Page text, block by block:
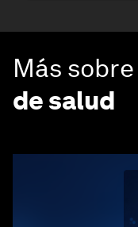
Más sobre
de salud